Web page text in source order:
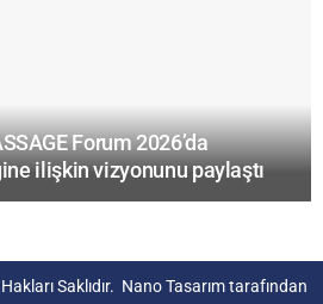
Forum 2026’da
ilişkin vizyonunu paylaştı
Saklıdır. Nano Tasarımtarafından